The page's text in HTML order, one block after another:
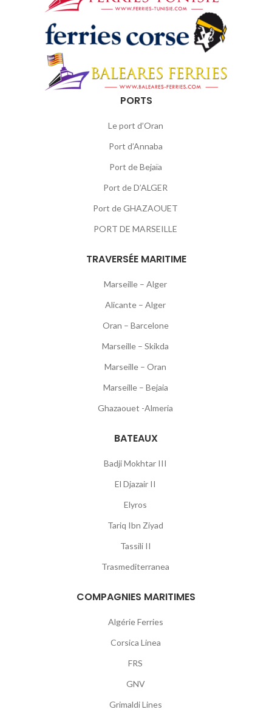
PORTS
Le port d’Oran
Port d’Annaba
Port de Bejaïa
Port de D’ALGER
Port de GHAZAOUET
PORT DE MARSEILLE
TRAVERSÉE MARITIME
Marseille – Alger
Alicante – Alger
Oran – Barcelone
Marseille – Skikda
Marseille – Oran
Marseille – Bejaia
Ghazaouet -Almeria
BATEAUX
Badji Mokhtar III
El Djazair II
Elyros
Tariq Ibn Ziyad
Tassili II
Trasmediterranea
COMPAGNIES MARITIMES
Algérie Ferries
Corsica Linea
FRS
GNV
Grimaldi Lines